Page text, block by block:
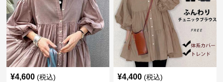
¥4,600 (税込) ¥4,400 (税込)